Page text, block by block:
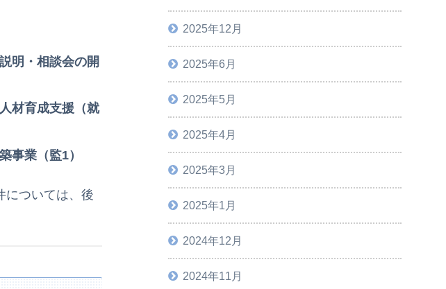
明・相談会の開
材育成支援（就
事業（監1）
については、後
2025年12月
2025年6月
2025年5月
2025年4月
2025年3月
2025年1月
2024年12月
2024年11月